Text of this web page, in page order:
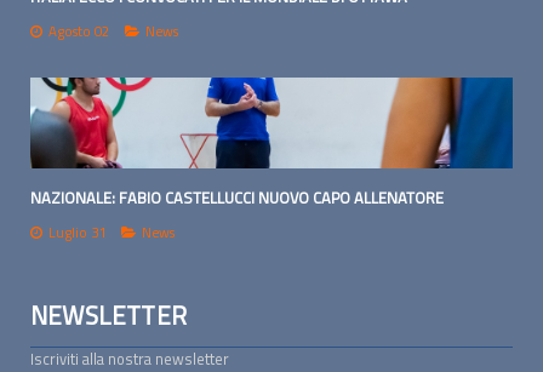
Agosto 02 News
NAZIONALE: FABIO CASTELLUCCI NUOVO CAPO ALLENATORE
Luglio 31 News
NEWSLETTER
Iscriviti alla nostra newsletter